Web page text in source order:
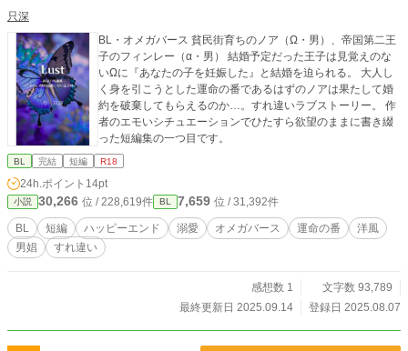
只深
BL・オメガバース 貧民街育ちのノア（Ω・男）、帝国第二王
子のフィンレー（α・男） 結婚予定だった王子は見覚えのな
いΩに『あなたの子を妊娠した』と結婚を迫られる。 大人し
く身を引こうとした運命の番であるはずのノアは果たして婚
約を破棄してもらえるのか…。すれ違いラブストーリー。 作
者のエモいシチュエーションでひたすら欲望のままに書き綴
った短編集の一つ目です。
BL 完結 短編 R18
24h.ポイント 14pt
小説 30,266 位 / 228,619件 BL 7,659 位 / 31,392件
BL 短編 ハッピーエンド 溺愛 オメガバース 運命の番
洋風
男娼
すれ違い
感想数 1
文字数 93,789
最終更新日 2025.09.14
登録日 2025.08.07